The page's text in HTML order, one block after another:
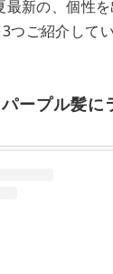
新の、個性
つご紹介してい
パープル髪